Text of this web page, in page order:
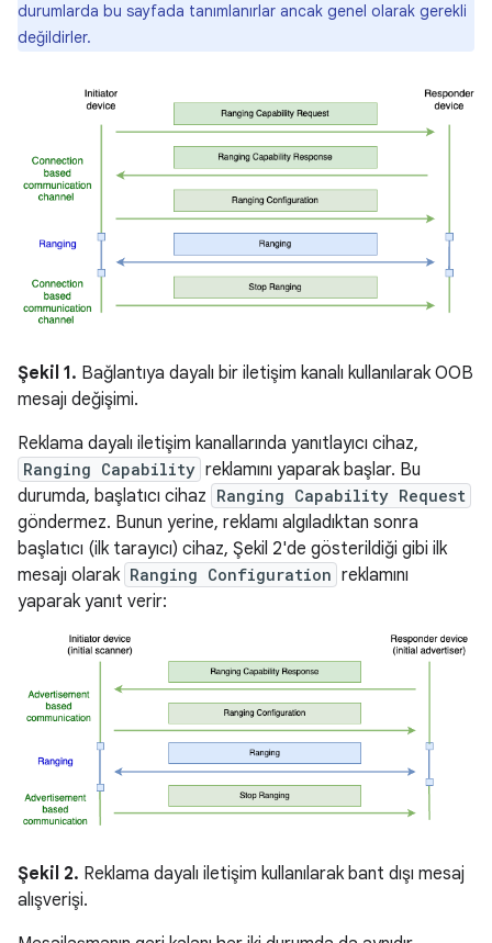
durumlarda bu sayfada tanımlanırlar ancak genel olarak gerekli
değildirler.
Şekil 1. Bağlantıya dayalı bir iletişim kanalı kullanılarak OOB
mesajı değişimi.
Reklama dayalı iletişim kanallarında yanıtlayıcı cihaz,
Ranging Capability reklamını yaparak başlar. Bu
durumda, başlatıcı cihaz Ranging Capability Request
göndermez. Bunun yerine, reklamı algıladıktan sonra
başlatıcı (ilk tarayıcı) cihaz, Şekil 2'de gösterildiği gibi ilk
mesajı olarak Ranging Configuration reklamını
yaparak yanıt verir:
Şekil 2. Reklama dayalı iletişim kullanılarak bant dışı mesaj
alışverişi.